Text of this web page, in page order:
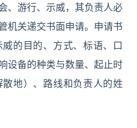
、游行、示威，其负责人必
机关递交书面申请。申请书
的目的、方式、标语、口
设备的种类与数量、起止时
地）、路线和负责人的姓